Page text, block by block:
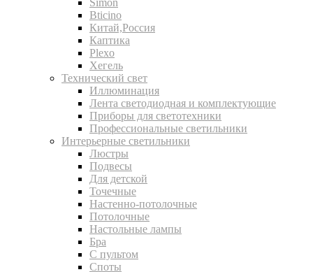
Simon
Bticino
Китай,Россия
Каптика
Plexo
Хегель
Технический свет
Иллюминация
Лента светодиодная и комплектующие
Приборы для светотехники
Профессиональные светильники
Интерьерные светильники
Люстры
Подвесы
Для детской
Точечные
Настенно-потолочные
Потолочные
Настольные лампы
Бра
С пультом
Споты